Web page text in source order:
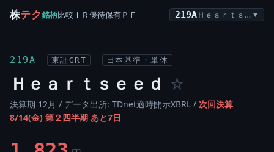
株テク銘柄比較 ＩＲ優待保有ＰＦ 219A Ｈｅａｒｔｓｅｅｄ ▼
219A 東証GRT 日本基準・単体
Ｈｅａｒｔｓｅｅｄ ☆
決算期 12月 / データ出所: TDnet適時開示XBRL / 次回決算
8/14(金) 第２四半期 あと7日